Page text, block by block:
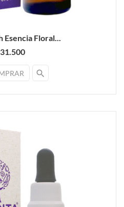
Esencia Floral...
search